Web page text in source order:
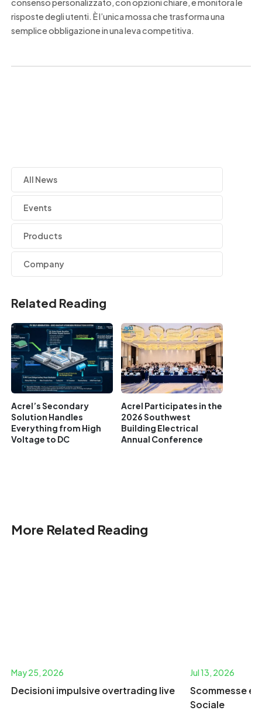
consenso personalizzato, con opzioni chiare, e monitora le
risposte degli utenti. È l’unica mossa che trasforma una
semplice obbligazione in una leva competitiva.
All News
Events
Products
Company
Related Reading
Acrel’s Secondary
Solution Handles
Everything from High
Voltage to DC
Acrel Participates in the
2026 Southwest
Building Electrical
Annual Conference
More Related Reading
May 25, 2026
Decisioni impulsive overtrading live
Jul 13, 2026
Scommesse e
Sociale